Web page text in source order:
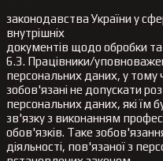
законодавства України у
внутрішніх
документів щодо обробки
6.3. Працівники/
персональних даних, у тому
зобов'язані не допускати
персональних даних, які їм
зв'язку з виконанням
обов'язків. Таке
діяльності, пов'язаної з